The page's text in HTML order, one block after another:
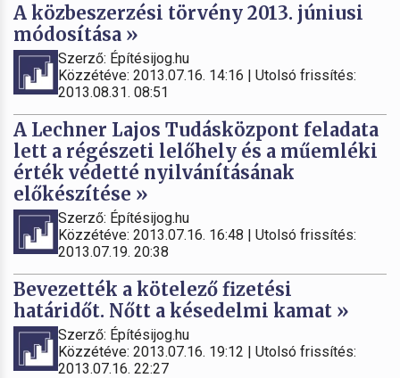
A közbeszerzési törvény 2013. júniusi
módosítása »
Szerző: Építésijog.hu
Közzétéve: 2013.07.16. 14:16 | Utolsó frissítés:
2013.08.31. 08:51
A Lechner Lajos Tudásközpont feladata
lett a régészeti lelőhely és a műemléki
érték védetté nyilvánításának
előkészítése »
Szerző: Építésijog.hu
Közzétéve: 2013.07.16. 16:48 | Utolsó frissítés:
2013.07.19. 20:38
Bevezették a kötelező fizetési
határidőt. Nőtt a késedelmi kamat »
Szerző: Építésijog.hu
Közzétéve: 2013.07.16. 19:12 | Utolsó frissítés:
2013.07.16. 22:27